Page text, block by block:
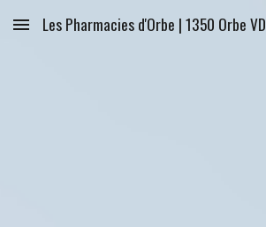
Skip to main content
Les Pharmacies d'Orbe | 1350 Orbe VD